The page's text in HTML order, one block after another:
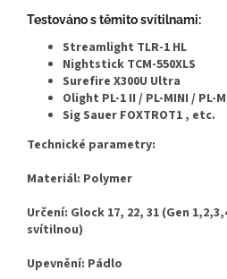
Testováno s těmito svítilnami:
Streamlight TLR-1 HL
Nightstick TCM-550XLS
Surefire X300U Ultra
Olight PL-1 II / PL-MINI / PL-
Sig Sauer FOXTROT1 , etc.
Technické parametry:
Materiál: Polymer
Určení: Glock 17, 22, 31 (Gen
svítilnou)
Upevnění: Pádlo